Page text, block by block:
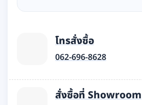
โทรสั่งซื้อ
062-696-8628
สั่งซื้อที่ Showroom